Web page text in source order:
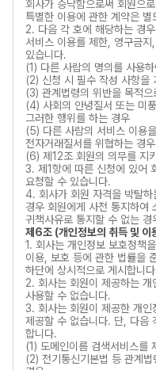
회사가 승낙함으로써 회원으
특별한 이용에 관한 계약은
2. 다음 각 호에 해당하는 경
서비스 이용를 제한, 영구금
있습니다.
(1) 다른 사람의 명의를 사용
(2) 신청 시 필수 작성 사항을
(3) 관계법령의 위반을 목적
(4) 사회의 안녕질서 또는 미
그러한 행위를 하는 경우
(5) 다른 사람의 서비스 이용
전자거래질서를 위협하는 경우
(6) 제12조 회원의 의무를 지
3. 제1항에 따른 신청에 있어
요청할 수 있습니다.
4. 회사가 회원 자격을 박탈하
경우 회원에게 사전 통지하여
귀책사유로 통지할 수 없는
제6조 (개인정보의 취득 및 이
1. 회사는 개인정보 보호정책
이용, 보호 등에 관한 법률을
하단에 상시적으로 게시합니
2. 회사는 회원이 제공하는 개
사용할 수 없습니다.
3. 회사는 회원이 제공한 개인
제공할 수 없습니다. 단, 다음
합니다.
(1) 도메인이름 검색서비스를
(2) 전기통신기본법 등 관계